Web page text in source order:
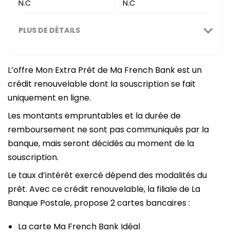
N.C
N.C
PLUS DE DÉTAILS
L’offre Mon Extra Prêt de Ma French Bank est un
crédit renouvelable dont la souscription se fait
uniquement en ligne.
Les montants empruntables et la durée de
remboursement ne sont pas communiqués par la
banque, mais seront décidés au moment de la
souscription.
Le taux d’intérêt exercé dépend des modalités du
prêt. Avec ce crédit renouvelable, la filiale de La
Banque Postale, propose 2 cartes bancaires :
La carte Ma French Bank Idéal